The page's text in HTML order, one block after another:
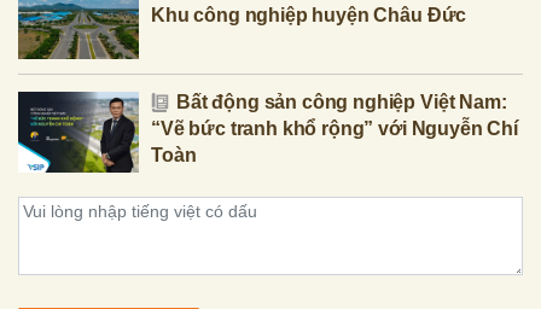
Khu công nghiệp huyện Châu Đức
Bất động sản công nghiệp Việt Nam:
“Vẽ bức tranh khổ rộng” với Nguyễn Chí
Toàn